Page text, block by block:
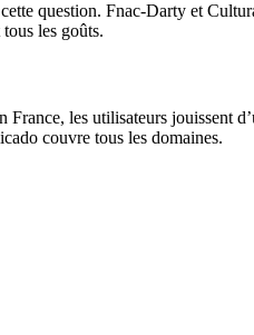
question. Fnac-Darty et
les goûts.
les utilisateurs jouissent
couvre tous les domaines.